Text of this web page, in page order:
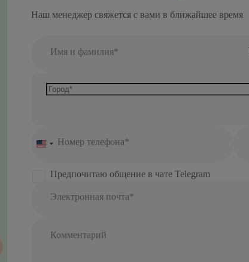
Наш менеджер свяжется с вами в ближайшее время
Имя и фамилия*
UnitedНомер телефона*
Предпочитаю общение в чате Telegram
Электронная почта*
Комментарий